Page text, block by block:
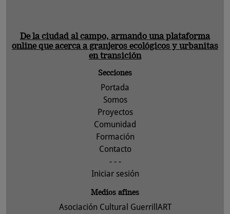
De la ciudad al campo, armando una plataforma
online que acerca a granjeros ecológicos y urbanitas
en transición
Secciones
Portada
Somos
Proyectos
Comunidad
Formación
Contacto
- - -
Iniciar sesión
Medios afines
Asociación Cultural GuerrillART